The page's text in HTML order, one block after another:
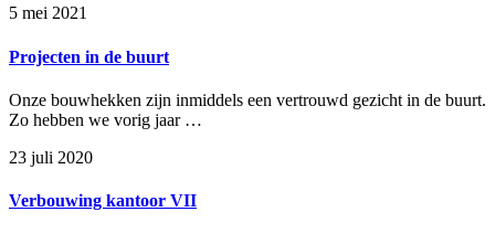
5 mei 2021
Projecten in de buurt
Onze bouwhekken zijn inmiddels een vertrouwd gezicht in de buurt.
Zo hebben we vorig jaar …
23 juli 2020
Verbouwing kantoor VII